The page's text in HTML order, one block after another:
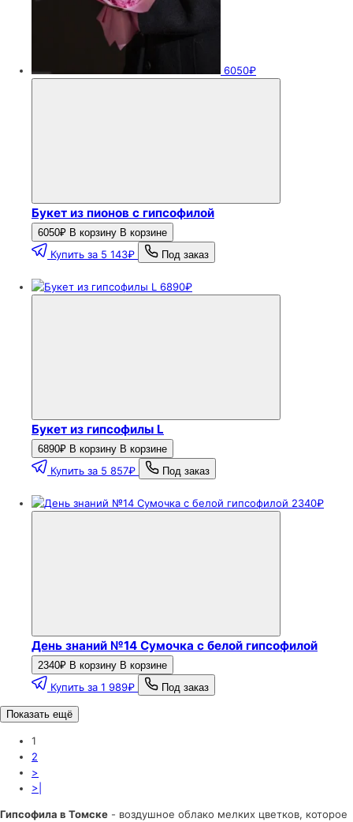
6050₽
Букет из пионов с гипсофилой
6050₽ В корзину В корзине
Купить за 5 143₽ Под заказ
6890₽
Букет из гипсофилы L
6890₽ В корзину В корзине
Купить за 5 857₽ Под заказ
2340₽
День знаний №14 Сумочка с белой гипсофилой
2340₽ В корзину В корзине
Купить за 1 989₽ Под заказ
Показать ещё
1
2
>
>|
Гипсофила в Томске - воздушное облако мелких цветков, которое